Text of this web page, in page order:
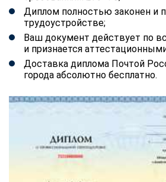
Диплом полностью законен и
трудоустройстве;
Ваш документ действует по
и признается
Доставка диплома Почтой
города абсолютно бесплатно.